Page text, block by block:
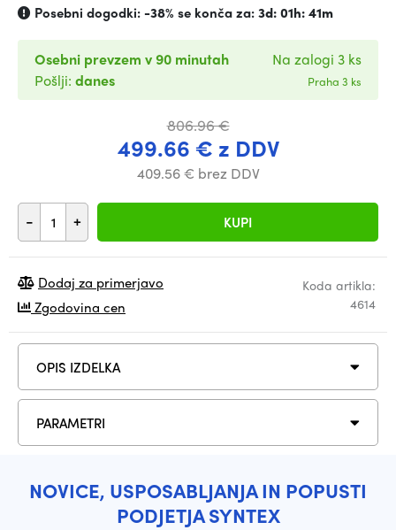
Posebni dogodki:-38% se konča za:3d: 01h: 41m
806.96 €
499.66 € z DDV
409.56 € brez DDV
- + KUPI
Osebni prevzem v 90 minutah
Pošlji: danes
Na zalogi 3 ks
Praha 3 ks
Koda artikla:
4614
Dodaj za primerjavo
Zgodovina cen
OPIS IZDELKA
PARAMETRI
NOVICE, USPOSABLJANJA IN POPUSTI
PODJETJA SYNTEX